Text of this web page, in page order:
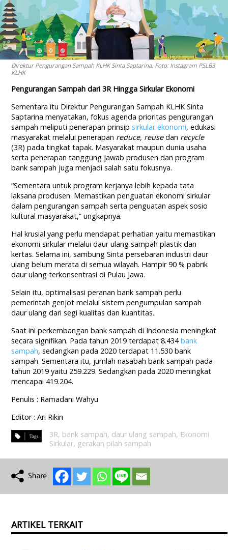
Direktur Pengurangan Sampah KLHK Sinta Saptarina. Foto: Instagram PSLB3
KLHK
Pengurangan Sampah dari 3R Hingga Sirkular Ekonomi
Sementara itu Direktur Pengurangan Sampah KLHK Sinta
Saptarina menyatakan, fokus agenda prioritas pengurangan
sampah meliputi penerapan prinsip sirkular ekonomi, edukasi
masyarakat melalui penerapan reduce, reusedan recycle
(3R) pada tingkat tapak. Masyarakat maupun dunia usaha
serta penerapan tanggung jawab produsen dan program
bank sampah juga menjadi salah satu fokusnya.
“Sementara untuk program kerjanya lebih kepada tata
laksana produsen. Memastikan penguatan ekonomi sirkular
dalam pengurangan sampah serta penguatan aspek sosio
kultural masyarakat,” ungkapnya.
Hal krusial yang perlu mendapat perhatian yaitu memastikan
ekonomi sirkular melalui daur ulang sampah plastik dan
kertas. Selama ini, sambung Sinta persebaran industri daur
ulang belum merata di semua wilayah. Hampir 90 % pabrik
daur ulang terkonsentrasi di Pulau Jawa.
Selain itu, optimalisasi peranan bank sampah perlu
pemerintah genjot melalui sistem pengumpulan sampah
daur ulang dari segi kualitas dan kuantitas.
Saat ini perkembangan bank sampah di Indonesia meningkat
secara signifikan. Pada tahun 2019 terdapat 8.434bank
sampah, sedangkan pada 2020 terdapat 11.530 bank
sampah. Sementara itu, jumlah nasabah bank sampah pada
tahun 2019 yaitu 259.229. Sedangkan pada 2020 meningkat
mencapai 419.204.
Penulis : Ramadani Wahyu
Editor : Ari Rikin
3R, bank sampah, daur ulang sampah, Ekonomi
Sirkular, gerakan pilah sampah
ARTIKEL TERKAIT